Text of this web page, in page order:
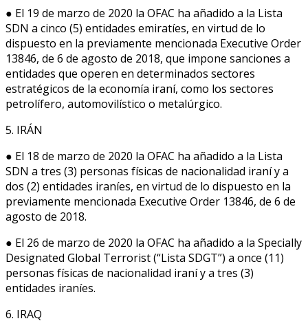
● El 19 de marzo de 2020 la OFAC ha añadido a la Lista
SDN a cinco (5) entidades emiratíes, en virtud de lo
dispuesto en la previamente mencionada Executive Order
13846, de 6 de agosto de 2018, que impone sanciones a
entidades que operen en determinados sectores
estratégicos de la economía iraní, como los sectores
petrolífero, automovilístico o metalúrgico.
5. IRÁN
● El 18 de marzo de 2020 la OFAC ha añadido a la Lista
SDN a tres (3) personas físicas de nacionalidad iraní y a
dos (2) entidades iraníes, en virtud de lo dispuesto en la
previamente mencionada Executive Order 13846, de 6 de
agosto de 2018.
● El 26 de marzo de 2020 la OFAC ha añadido a la Specially
Designated Global Terrorist (“Lista SDGT”) a once (11)
personas físicas de nacionalidad iraní y a tres (3)
entidades iraníes.
6. IRAQ